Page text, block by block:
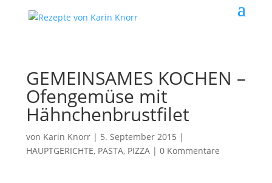
GEMEINSAMES KOCHEN –
Ofengemüse mit
Hähnchenbrustfilet
von Karin Knorr| 5. September 2015 |
HAUPTGERICHTE, PASTA, PIZZA| 0 Kommentare